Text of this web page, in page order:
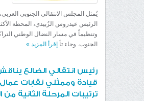
يُمثل المجلس الانتقالي الجنوبي
الرئيس عيدروس الزُبيدي، المحطة
وتنظيماً في مسار النضال الوطني
الجنوب. وجاء تأ إقرأ المزيد »
رئيس انتقالي الضالع
قيادة وممثلي نقابات
ترتيبات المرحلة الثانية